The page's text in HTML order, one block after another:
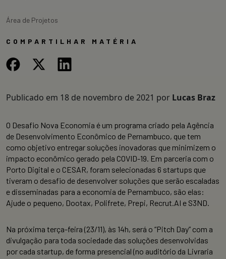
Área de Projetos
COMPARTILHAR MATÉRIA
Publicado em 18 de novembro de 2021 por Lucas Braz
O Desafio Nova Economia é um programa criado pela Agência
de Desenvolvimento Econômico de Pernambuco, que tem
como objetivo entregar soluções inovadoras que minimizem o
impacto econômico gerado pela COVID-19. Em parceria com o
Porto Digital e o CESAR, foram selecionadas 6 startups que
tiveram o desafio de desenvolver soluções que serão escaladas
e disseminadas para a economia de Pernambuco, são elas:
Ajude o pequeno, Dootax, Polifrete, Prepi, Recrut.AI e S3ND.
Na próxima terça-feira (23/11), às 14h, será o “Pitch Day” com a
divulgação para toda sociedade das soluções desenvolvidas
por cada startup, de forma presencial (no auditório da Livraria